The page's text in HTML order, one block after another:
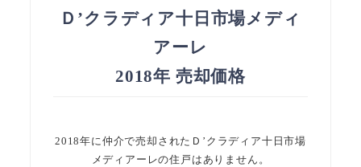
Ｄ’クラディア十日市場メディ
アーレ
2018年 売却価格
2018年に仲介で売却されたＤ’クラディア十日市場
メディアーレの住戸はありません。